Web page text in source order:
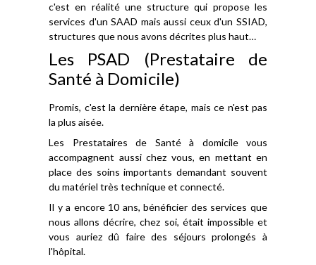
c'est en réalité une structure qui propose les
services d'un SAAD mais aussi ceux d'un SSIAD,
structures que nous avons décrites plus haut…
Les PSAD (Prestataire de
Santé à Domicile)
Promis, c'est la dernière étape, mais ce n'est pas
la plus aisée.
Les Prestataires de Santé à domicile vous
accompagnent aussi chez vous, en mettant en
place des soins importants demandant souvent
du matériel très technique et connecté.
Il y a encore 10 ans, bénéficier des services que
nous allons décrire, chez soi, était impossible et
vous auriez dû faire des séjours prolongés à
l'hôpital.